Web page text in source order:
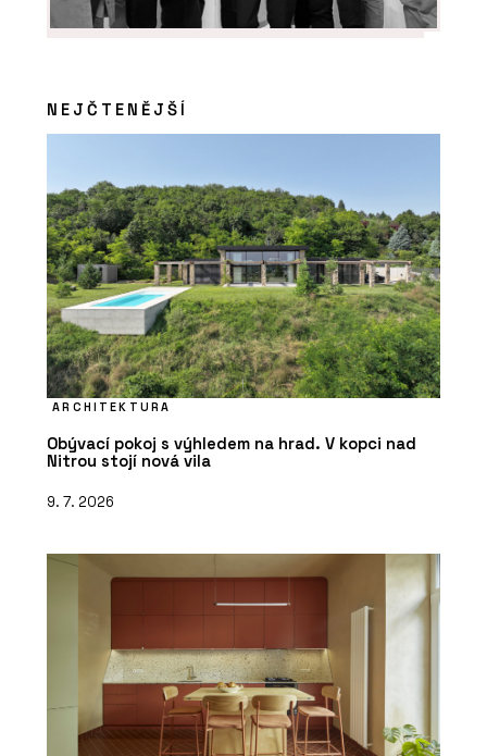
NEJČTENĚJŠÍ
ARCHITEKTURA
Obývací pokoj s výhledem na hrad. V kopci nad
Nitrou stojí nová vila
9. 7. 2026